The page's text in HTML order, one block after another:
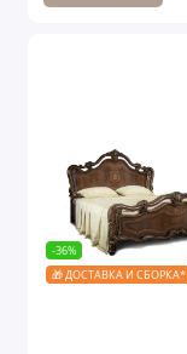
-36%
🎁 ДОСТАВКА И СБОРКА*